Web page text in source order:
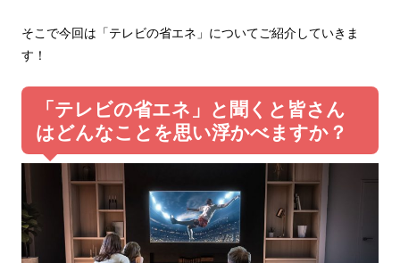
そこで今回は「テレビの省エネ」についてご紹介していきま
す！
「テレビの省エネ」と聞くと皆さん
はどんなことを思い浮かべますか？